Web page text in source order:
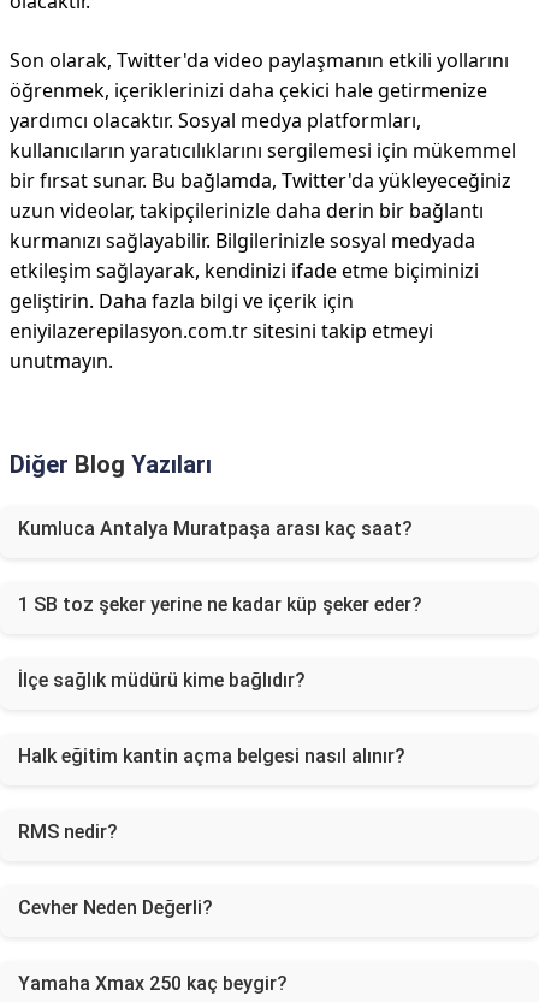
Son olarak, Twitter'da video paylaşmanın etkili yollarını
öğrenmek, içeriklerinizi daha çekici hale getirmenize
yardımcı olacaktır. Sosyal medya platformları,
kullanıcıların yaratıcılıklarını sergilemesi için mükemmel
bir fırsat sunar. Bu bağlamda, Twitter'da yükleyeceğiniz
uzun videolar, takipçilerinizle daha derin bir bağlantı
kurmanızı sağlayabilir. Bilgilerinizle sosyal medyada
etkileşim sağlayarak, kendinizi ifade etme biçiminizi
geliştirin. Daha fazla bilgi ve içerik için
eniyilazerepilasyon.com.tr sitesini takip etmeyi
unutmayın.
Diğer Blog Yazıları
Kumluca Antalya Muratpaşa arası kaç saat?
1 SB toz şeker yerine ne kadar küp şeker eder?
İlçe sağlık müdürü kime bağlıdır?
Halk eğitim kantin açma belgesi nasıl alınır?
RMS nedir?
Cevher Neden Değerli?
Yamaha Xmax 250 kaç beygir?